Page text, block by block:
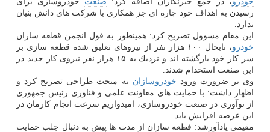
رسیدن به اهداف خود چاره ای جز همكاری با شركت های دانش بنیان
ندارد.
این مقام مسوول تصریح كرد: همینطور به قول انجمن قطعه سازان
خودرو
، تابحال ۱۰۰ هزار نفر از نیروهای تعلیق شده قطعه سازی بر
سر كار خود بازگشته اند و نزدیك به ۱۵ هزار نفر نیروی كار جدید در
این صنعت استخدام شدند.
وی بر ضرورت ورود خودروسازان به مبحث طراحی تصریح كرد و
اظهار داشت: با حمایت های معاونت علمی و فناوری رئیس جمهوری
از نوآوری در صنعت خودروسازی، امیدواریم سرعت انجام كارمان در
این عرصه افزایش یابد.
مقیمی یادآورشد: قطعه سازان از مدت ها پیش به دنبال جلب حمایت